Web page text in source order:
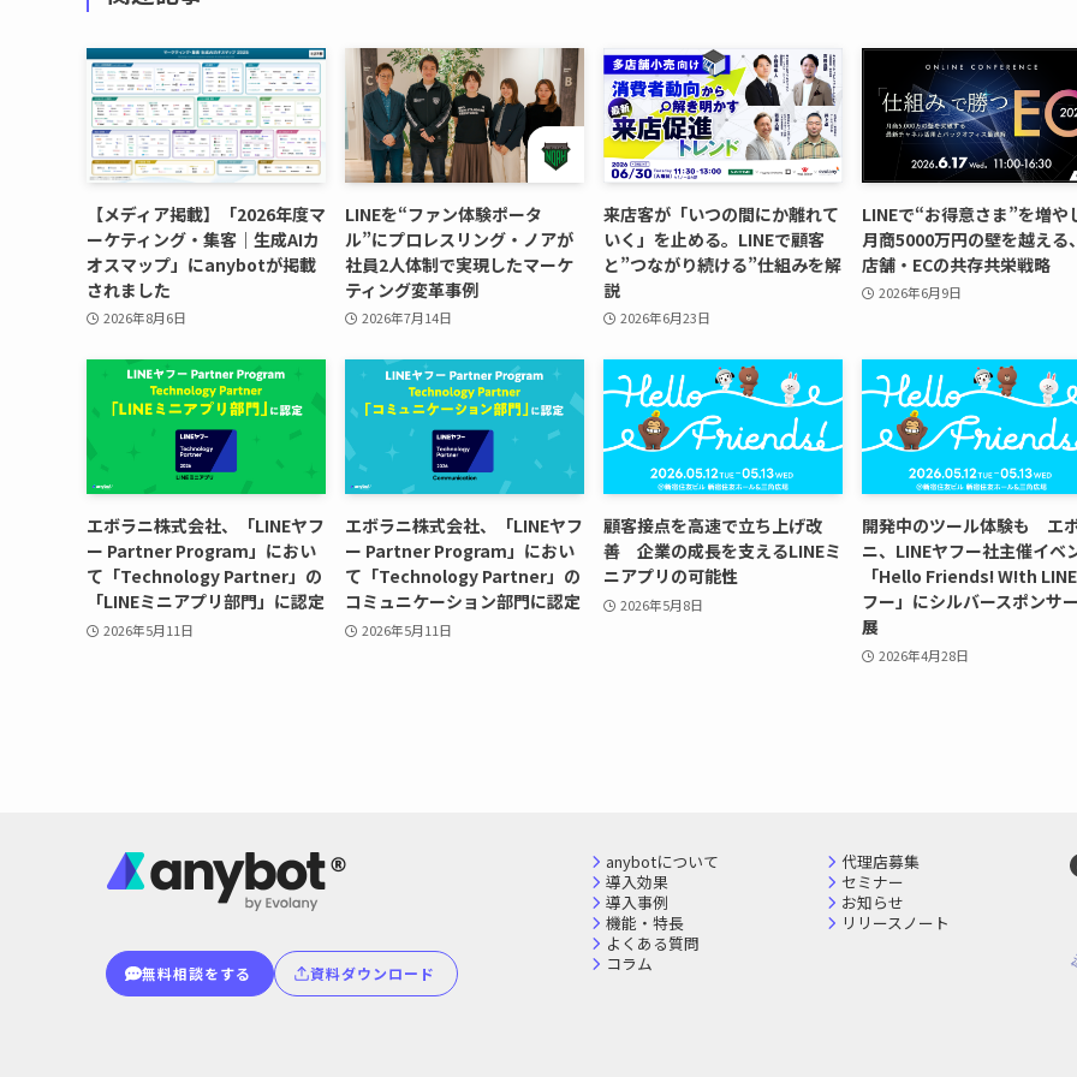
【メディア掲載】「2026年度マ
ーケティング・集客｜生成AIカ
オスマップ」にanybotが掲載
されました
2026年8月6日
LINEを“ファン体験ポータ
ル”にプロレスリング・ノアが
社員2人体制で実現したマーケ
ティング変革事例
2026年7月14日
来店客が「いつの間にか離れて
いく」を止める。LINEで顧客
と”つながり続ける”仕組みを解
説
2026年6月23日
LINEで“お得意さま”を増や
月商5000万円の壁を越える、
店舗・ECの共存共栄戦略
2026年6月9日
エボラニ株式会社、「LINEヤフ
ー Partner Program」におい
て「Technology Partner」の
「LINEミニアプリ部門」に認定
2026年5月11日
エボラニ株式会社、「LINEヤフ
ー Partner Program」におい
て「Technology Partner」の
コミュニケーション部門に認定
2026年5月11日
顧客接点を高速で立ち上げ改
善 企業の成長を支えるLINEミ
ニアプリの可能性
2026年5月8日
開発中のツール体験も エ
ニ、LINEヤフー社主催イベ
「Hello Friends! W!th
フー」にシルバースポンサ
展
2026年4月28日
無料相談をする 資料ダウンロード
anybotについて
導入効果
導入事例
機能・特長
よくある質問
コラム
代理店募集
セミナー
お知らせ
リリースノート